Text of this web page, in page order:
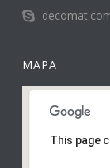
MAPA
This page